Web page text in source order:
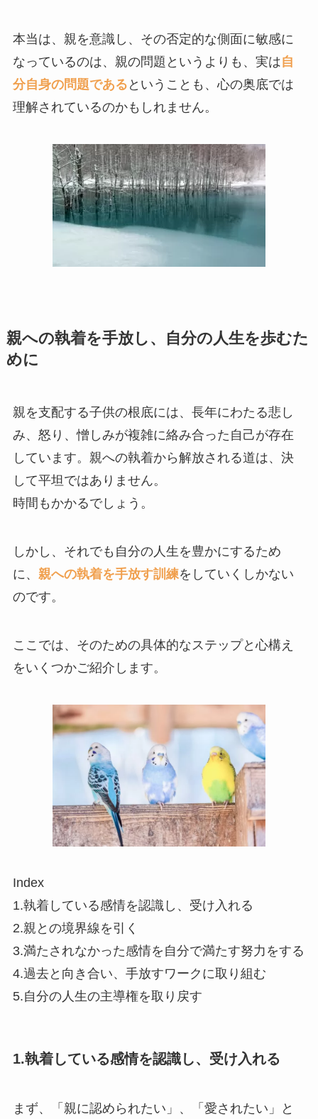
本当は、親を意識し、その否定的な側面に敏感に
なっているのは、親の問題というよりも、実は自
分自身の問題である ということも、心の奥底では
理解されているのかもしれません。
親への執着を手放し、自分の人生を歩むた
めに
親を支配する子供の根底には、長年にわたる悲し
み、怒り、憎しみが複雑に絡み合った自己が存在
しています。親への執着から解放される道は、決
して平坦ではありません。
時間もかかるでしょう。
しかし、それでも自分の人生を豊かにするため
に、 親への執着を手放す訓練をしていくしかない
のです。
ここでは、そのための具体的なステップと心構え
をいくつかご紹介します。
Index
1.執着している感情を認識し、受け入れる
2.親との境界線を引く
3.満たされなかった感情を自分で満たす努力をする
4.過去と向き合い、手放すワークに取り組む
5.自分の人生の主導権を取り戻す
1.執着している感情を認識し、受け入れる
まず、「親に認められたい」、「愛されたい」と